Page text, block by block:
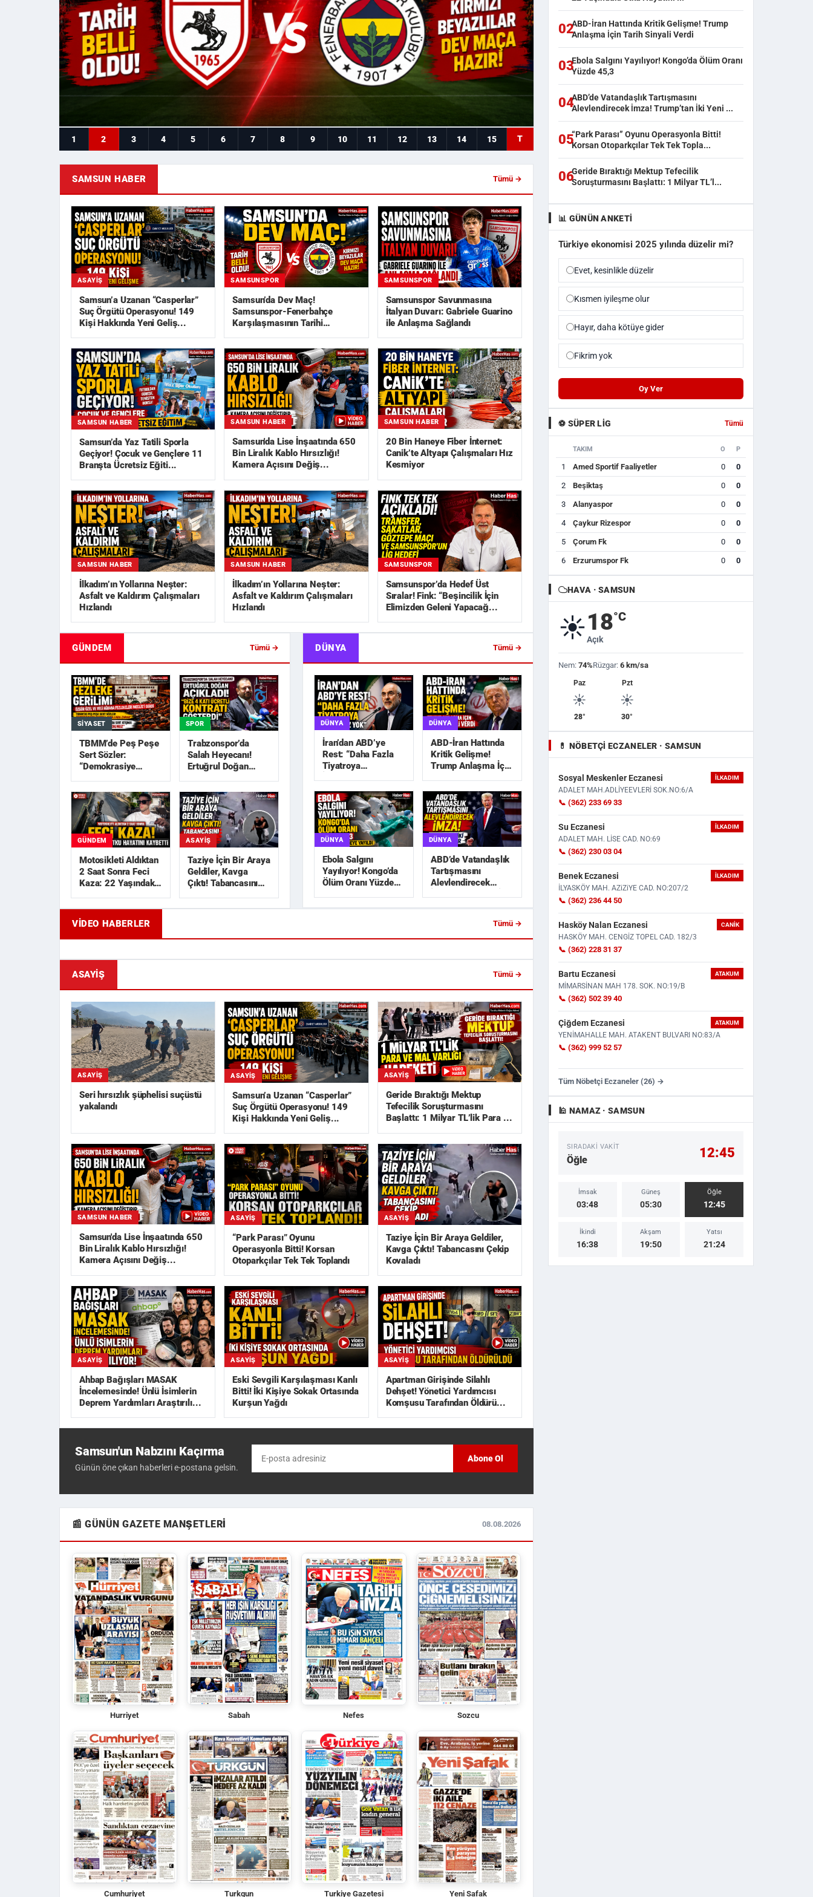
1 2 3 4 5 6 7 8 9 10 11 12 13 14 15 T
SAMSUN HABER Tümü →
ASAYIŞ
Samsun’a Uzanan “Casperlar”
Suç Örgütü Operasyonu! 149
Kişi Hakkında Yeni Geliş...
SAMSUNSPOR
Samsun’da Dev Maç!
Samsunspor-Fenerbahçe
Karşılaşmasının Tarihi
SAMSUNSPOR
Samsunspor Savunmasına
İtalyan Duvarı: Gabriele Guarino
ile Anlaşma Sağlandı
SAMSUN HABER
Samsun’da Yaz Tatili Sporla
Geçiyor! Çocuk ve Gençlere 11
Branşta Ücretsiz Eğiti...
SAMSUN HABER
Samsun'da Lise İnşaatında 650
Bin Liralık Kablo Hırsızlığı!
Kamera Açısını Değiş...
SAMSUN HABER
20 Bin Haneye Fiber İnternet:
Canik’te Altyapı Çalışmaları Hız
Kesmiyor
SAMSUN HABER
İlkadım’ın Yollarına Neşter:
Asfalt ve Kaldırım Çalışmaları
Hızlandı
SAMSUN HABER
İlkadım’ın Yollarına Neşter:
Asfalt ve Kaldırım Çalışmaları
Hızlandı
SAMSUNSPOR
Samsunspor’da Hedef Üst
Sıralar! Fink: “Beşincilik İçin
Elimizden Geleni Yapacağ...
GÜNDEM Tümü →
SIYASET
TBMM’de Peş Peşe
Sert Sözler:
“Demokrasiye
SPOR
Trabzonspor’da
Salah Heyecanı!
Ertuğrul Doğan
GÜNDEM
Motosikleti Aldıktan
2 Saat Sonra Feci
Kaza: 22 Yaşındaki
Kaybetti
ASAYIŞ
Taziye İçin Bir Araya
Geldiler, Kavga
Çıktı! Tabancasını
DÜNYA Tümü →
DÜNYA
İran’dan ABD’ye
Rest: “Daha Fazla
Tiyatroya
DÜNYA
ABD-İran Hattında
Kritik Gelişme!
Trump Anlaşma İçin
DÜNYA
Ebola Salgını
Yayılıyor! Kongo’da
Ölüm Oranı Yüzde
DÜNYA
ABD’de Vatandaşlık
Tartışmasını
Alevlendirecek
Yeni Karar
VIDEO HABERLER
Tümü →
Geride Bıraktığı Mektup Tefecilik
Trabzonspor’da Salah Heyecanı!
Motosikleti Aldıktan 2 Saat Sonra
Feci Kaza: 22 Yaşındak...
Taziye İçin Bir Araya
ASAYIŞ Tümü →
ASAYIŞ
Seri hırsızlık şüphelisi suçüstü
yakalandı
ASAYIŞ
Samsun’a Uzanan “Casperlar”
Suç Örgütü Operasyonu! 149
Kişi Hakkında Yeni Geliş...
ASAYIŞ
Geride Bıraktığı Mektup
Tefecilik Soruşturmasını
Başlattı: 1 Milyar TL’lik Para ...
SAMSUN HABER
Samsun'da Lise İnşaatında 650
Bin Liralık Kablo Hırsızlığı!
Kamera Açısını Değiş...
ASAYIŞ
“Park Parası” Oyunu
Operasyonla Bitti! Korsan
Otoparkçılar Tek Tek Toplandı
ASAYIŞ
Taziye İçin Bir Araya Geldiler,
Kavga Çıktı! Tabancasını Çekip
Kovaladı
ASAYIŞ
Ahbap Bağışları MASAK
İncelemesinde! Ünlü İsimlerin
Deprem Yardımları Araştırılı...
ASAYIŞ
Eski Sevgili Karşılaşması Kanlı
Bitti! İki Kişiye Sokak Ortasında
Kurşun Yağdı
ASAYIŞ
Apartman Girişinde Silahlı
Dehşet! Yönetici Yardımcısı
Komşusu Tarafından Öldürü...
Samsun'un Nabzını Kaçırma
Günün öne çıkan haberleri e-postana gelsin.
Abone Ol
📰 GÜNÜN GAZETE MANŞETLERI 08.08.2026
Hurriyet Sabah Nefes Sozcu
Cumhuriyet Turkgun Turkiye Gazetesi Yeni Safak
02ABD-İran Hattında Kritik Gelişme! Trump
Anlaşma İçin Tarih Sinyali Verdi
03Ebola Salgını Yayılıyor! Kongo’da Ölüm Oranı
Yüzde 45,3
04ABD’de Vatandaşlık Tartışmasını
Alevlendirecek İmza! Trump’tan İki Yeni ...
05“Park Parası” Oyunu Operasyonla Bitti!
Korsan Otoparkçılar Tek Tek Topla...
06Geride Bıraktığı Mektup Tefecilik
Soruşturmasını Başlattı: 1 Milyar TL’l...
📊 GÜNÜN ANKETI
Türkiye ekonomisi 2025 yılında düzelir mi?
Evet, kesinlikle düzelir
Kısmen iyileşme olur
Hayır, daha kötüye gider
Fikrim yok
Oy Ver
⚽ SÜPER LIG Tümü
TAKIM O P
1 Amed Sportif Faaliyetler 0 0
2 Beşiktaş 0 0
3 Alanyaspor 0 0
4 Çaykur Rizespor 0 0
5 Çorum Fk 0 0
6 Erzurumspor Fk 0 0
HAVA · SAMSUN
☀️18°C
Açık
Nem: 74%Rüzgar: 6 km/sa
Paz
☀️
28°
Pzt
☀️
30°
💊 NÖBETÇI ECZANELER · SAMSUN
Sosyal Meskenler Eczanesi İLKADIM
ADALET MAH.ADLİYEEVLERİ SOK.NO:6/A
📞 (362) 233 69 33
Su Eczanesi İLKADIM
ADALET MAH. LİSE CAD. NO:69
📞 (362) 230 03 04
Benek Eczanesi İLKADIM
İLYASKÖY MAH. AZiZiYE CAD. NO:207/2
📞 (362) 236 44 50
Hasköy Nalan Eczanesi CANIK
HASKÖY MAH. CENGİZ TOPEL CAD. 182/3
📞 (362) 228 31 37
Bartu Eczanesi ATAKUM
MİMARSİNAN MAH 178. SOK. NO:19/B
📞 (362) 502 39 40
Çiğdem Eczanesi ATAKUM
YENİMAHALLE MAH. ATAKENT BULVARI NO:83/A
📞 (362) 999 52 57
Tüm Nöbetçi Eczaneler (26) →
🕌 NAMAZ · SAMSUN
SIRADAKI VAKIT
Öğle 12:45
İmsak
03:48
Güneş
05:30
Öğle
12:45
İkindi
16:38
Akşam
19:50
Yatsı
21:24